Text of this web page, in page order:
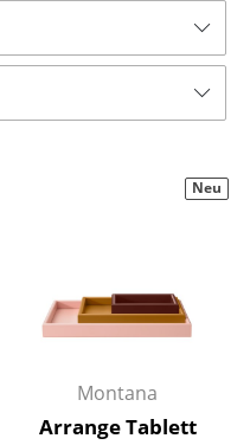
Montana
Arrange Tablett
Neu